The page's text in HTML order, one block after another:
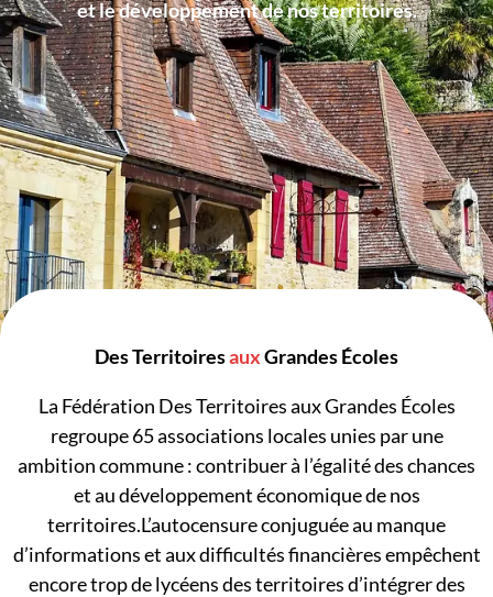
et le développement de nos territoires.
Des TerritoiresauxGrandes Écoles
La Fédération Des Territoires aux Grandes Écoles
regroupe65associations locales unies par une
ambition commune : contribuer à l’égalité des chances
et au développement économique de nos
territoires.L’autocensure conjuguée au manque
d’informations et aux difficultés financières empêchent
encore trop de lycéens des territoires d’intégrer des